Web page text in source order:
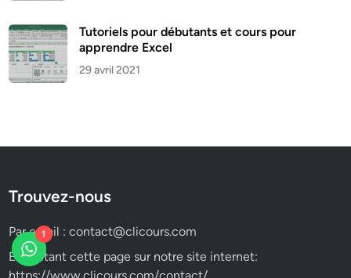
Tutoriels pour débutants et cours pour
apprendre Excel
29 avril 2021
Trouvez-nous
Par email :contact@clicours.com
En visitant cette page sur notre site internet:
1